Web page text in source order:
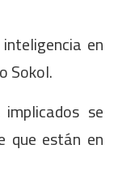
en
Sokol.
se
que están en